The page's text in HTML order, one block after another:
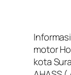
motor
kota